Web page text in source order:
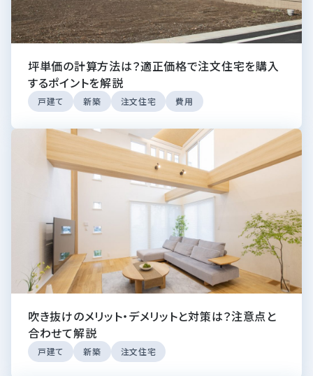
坪単価の計算方法は？適正価格で注文住宅を購入
するポイントを解説
戸建て 新築 注文住宅 費用
吹き抜けのメリット・デメリットと対策は？注意点と
合わせて解説
戸建て 新築 注文住宅